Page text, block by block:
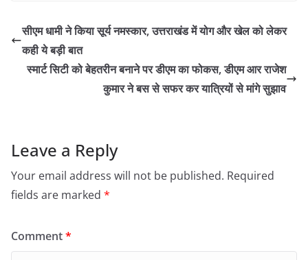
सीएम धामी ने किया सूर्य नमस्कार, उत्तराखंड में योग और खेल को लेकर
कही ये बड़ी बात
स्मार्ट सिटी को बेहतरीन बनाने पर डीएम का फोकस, डीएम आर राजेश
कुमार ने बस से सफर कर यात्रियों से मांगे सुझाव
Leave a Reply
Your email address will not be published. Required
fields are marked *
Comment*